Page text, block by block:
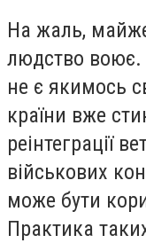
На жаль,
людство воює.
не є якимось
країни вже
реінтеграції
військових
може бути
Практика